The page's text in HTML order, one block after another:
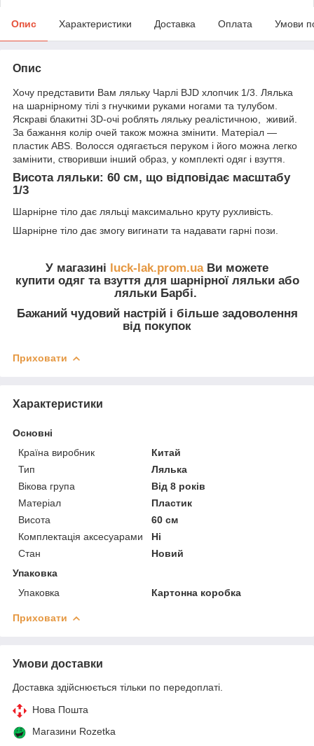
Опис Характеристики Доставка Оплата Умови
Опис
Хочу представити Вам ляльку Чарлі BJD хлопчик 1/3. Лялька
на шарнірному тілі з гнучкими руками ногами та тулубом.
Яскраві блакитні 3D-очі роблять ляльку реалістичною, живий.
За бажання колір очей також можна змінити. Матеріал —
пластик ABS. Волосся одягається перуком і його можна легко
замінити, створивши інший образ, у комплекті одяг і взуття.
Висота ляльки: 60 см, що відповідає масштабу
1/3
Шарнірне тіло дає ляльці максимально круту рухливість.
Шарнірне тіло дає змогу вигинати та надавати гарні пози.
У магазині luck-lak.prom.uaВи можете
купити одяг та взуття для шарнірної ляльки або
ляльки Барбі.
Бажаний чудовий настрій і більше задоволення
від покупок
Приховати
Характеристики
Основні
Країна виробник
Китай
Тип
Лялька
Вікова група
Від 8 років
Матеріал
Пластик
Висота
60 см
Комплектація аксесуарами
Ні
Стан
Новий
Упаковка
Упаковка
Картонна коробка
Приховати
Умови доставки
Доставка здійснюється тільки по передоплаті.
Нова Пошта
Магазини Rozetka